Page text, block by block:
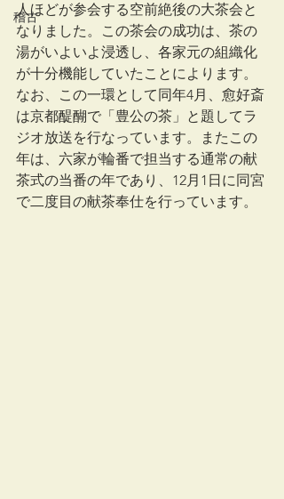
稽古
人ほどが参会する空前絶後の大茶会と
なりました。この茶会の成功は、茶の
湯がいよいよ浸透し、各家元の組織化
が十分機能していたことによります。
なお、この一環として同年4月、愈好斎
は京都醍醐で「豊公の茶」と題してラ
ジオ放送を行なっています。またこの
年は、六家が輪番で担当する通常の献
茶式の当番の年であり、12月1日に同宮
で二度目の献茶奉仕を行っています。